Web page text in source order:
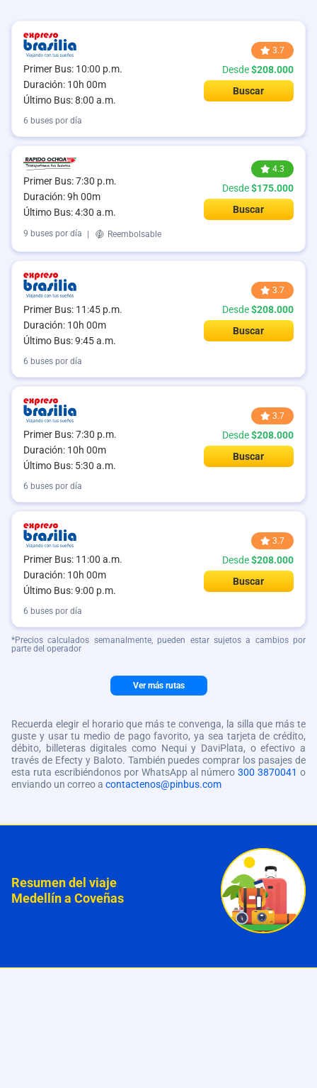
Primer Bus: 10:00 p.m.
Duración: 10h 00m
Último Bus: 8:00 a.m.
3.7
Desde$208.000
Buscar
6 buses por día
Primer Bus: 7:30 p.m.
Duración: 9h 00m
Último Bus: 4:30 a.m.
4.3
Desde$175.000
Buscar
9 buses por día | Reembolsable
Primer Bus: 11:45 p.m.
Duración: 10h 00m
Último Bus: 9:45 a.m.
3.7
Desde$208.000
Buscar
6 buses por día
Primer Bus: 7:30 p.m.
Duración: 10h 00m
Último Bus: 5:30 a.m.
3.7
Desde$208.000
Buscar
6 buses por día
Primer Bus: 11:00 a.m.
Duración: 10h 00m
Último Bus: 9:00 p.m.
3.7
Desde$208.000
Buscar
6 buses por día
*Precios calculados semanalmente, pueden estar sujetos a cambios por
parte del operador
Ver más rutas
Recuerda elegir el horario que más te convenga, la silla que más te
guste y usar tu medio de pago favorito, ya sea tarjeta de crédito,
débito, billeteras digitales como Nequi y DaviPlata, o efectivo a
través de Efecty y Baloto. También puedes comprar los pasajes de
esta ruta escribiéndonos por WhatsApp al número 300 3870041 o
enviando un correo a contactenos@pinbus.com
Resumen del viaje
Medellín a Coveñas